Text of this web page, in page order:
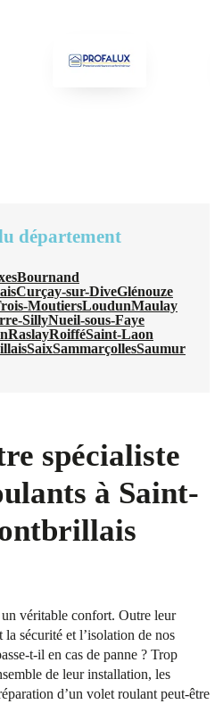
département
Bournand
Curçay-sur-DiveGlénouze
MoutiersLoudunMaulay
SillyNueil-sous-Faye
RaslayRoifféSaint-Laon
SaixSammarçollesSaumur
spécialiste
à Saint-
véritable confort. Outre leur
sécurité et l’isolation de nos
t-il en cas de panne ? Trop
de leur installation, les
d’un volet roulant peut-être